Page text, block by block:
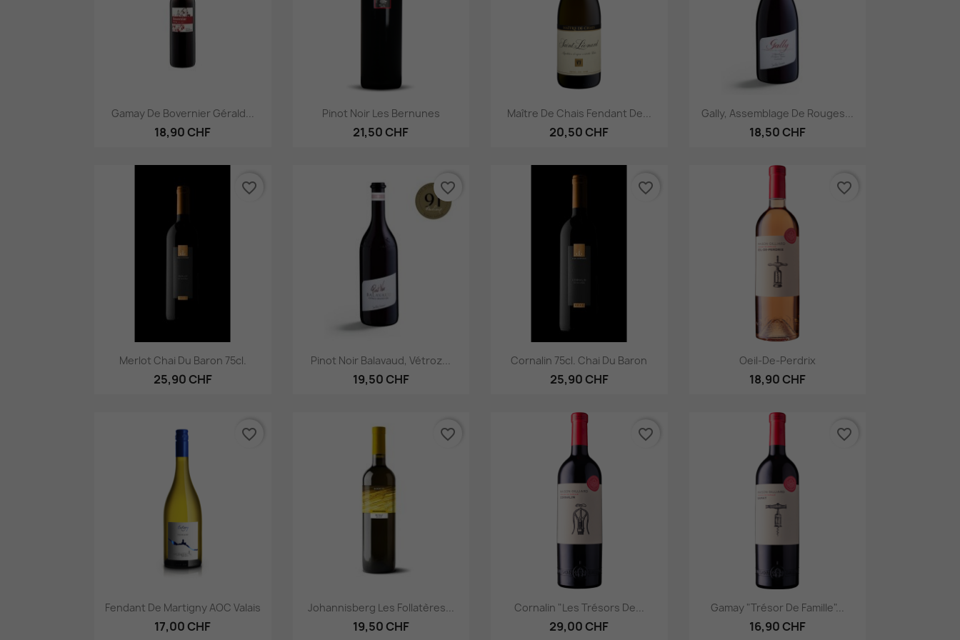
Aperçu rapide
Gamay De Bovernier Gérald...
18,90 CHF
 Aperçu rapide
Pinot Noir Les Bernunes
21,50 CHF
Aperçu rapide
Maître De Chais Fendant De...
20,50 CHF
Aperçu rapide
Gally, Assemblage De Rouges...
18,50 CHF
 Aperçu rapide
Merlot Chai Du Baron 75cl.
25,90 CHF
favorite_border
Aperçu rapide
Pinot Noir Balavaud, Vétroz...
19,50 CHF
favorite_border
Aperçu rapide
Cornalin 75cl. Chai Du Baron
25,90 CHF
favorite_border
Aperçu rapide
Oeil-De-Perdrix
18,90 CHF
favorite_border
Aperçu rapide
Fendant De Martigny AOC Valais
17,00 CHF
favorite_border
Aperçu rapide
Johannisberg Les Follatères...
19,50 CHF
favorite_border
Aperçu rapide
Cornalin "Les Trésors De...
29,00 CHF
favorite_border
Aperçu rapide
Gamay "Trésor De Famille"...
16,90 CHF
favorite_border